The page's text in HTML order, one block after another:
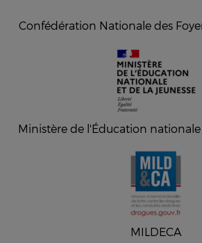
Confédération Nationale des
Ministère de l'Éducation nationale
MILDECA